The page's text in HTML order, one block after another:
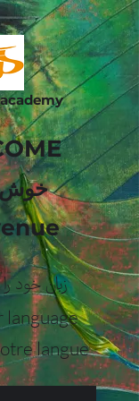
خوش
زبان خود
language
langue